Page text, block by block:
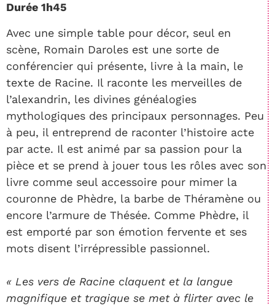
Durée 1h45
Avec une simple table pour décor, seul en
scène, Romain Daroles est une sorte de
conférencier qui présente, livre à la main, le
texte de Racine. Il raconte les merveilles de
l’alexandrin, les divines généalogies
mythologiques des principaux personnages. Peu
à peu, il entreprend de raconter l’histoire acte
par acte. Il est animé par sa passion pour la
pièce et se prend à jouer tous les rôles avec son
livre comme seul accessoire pour mimer la
couronne de Phèdre, la barbe de Théramène ou
encore l’armure de Thésée. Comme Phèdre, il
est emporté par son émotion fervente et ses
mots disent l’irrépressible passionnel.
« Les vers de Racine claquent et la langue
magnifique et tragique se met à flirter avec le